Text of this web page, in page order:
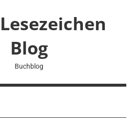
Blog
Buchblog